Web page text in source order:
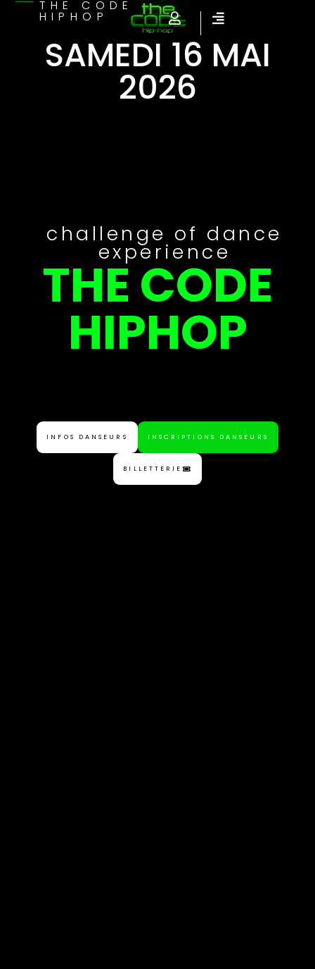
THE CODE
HIPHOP
SAMEDI 16 MAI
2026
challenge of dance
experience
THE CODE
HIPHOP
INFOS DANSEURS INSCRIPTIONS DANSEURS
BILLETTERIE